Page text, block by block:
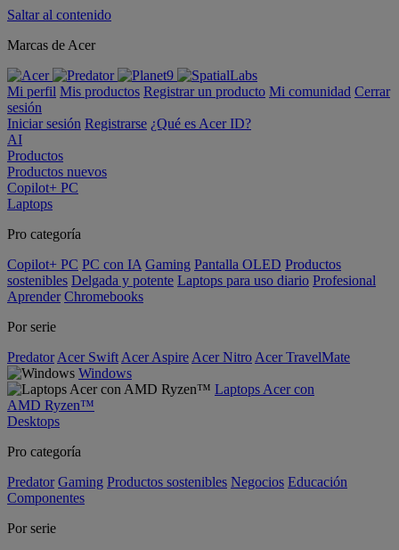
Saltar al contenido
Marcas de Acer
Mi perfil Mis productos Registrar un producto Mi comunidad Cerrar
sesión
Iniciar sesión Registrarse ¿Qué es Acer ID?
AI
Productos
Productos nuevos
Copilot+ PC
Laptops
Pro categoría
Copilot+ PC PC con IA Gaming Pantalla OLED Productos
sostenibles Delgada y potente Laptops para uso diario Profesional
Aprender Chromebooks
Por serie
Predator Acer Swift Acer Aspire Acer Nitro Acer TravelMate
Windows
Laptops Acer con
AMD Ryzen™
Desktops
Pro categoría
Predator Gaming Productos sostenibles Negocios Educación
Componentes
Por serie